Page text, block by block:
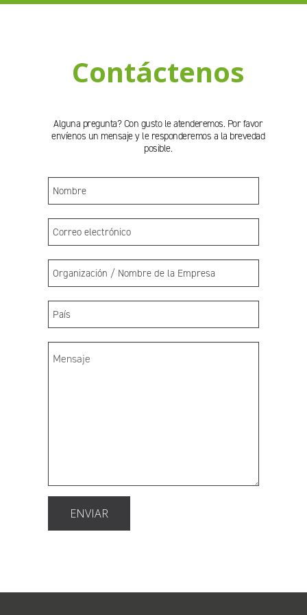
Contáctenos
Alguna pregunta? Con gusto le atenderemos. Por favor
envíenos un mensaje y le responderemos a la brevedad
posible.
ENVIAR